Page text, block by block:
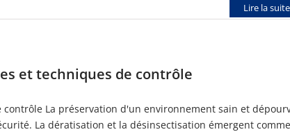
Lire la suite
et techniques de contrôle
La préservation d'un environnement sain et
La dératisation et la désinsectisation émergent comme